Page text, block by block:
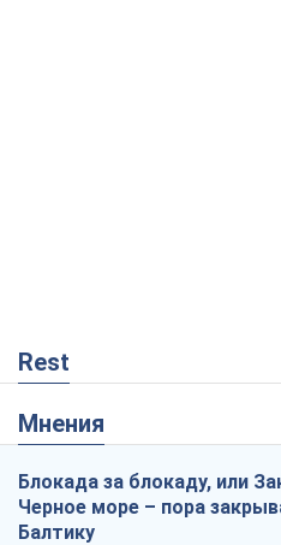
Rest
Мнения
Блокада за блокаду, или
Черное море – пора
Балтику